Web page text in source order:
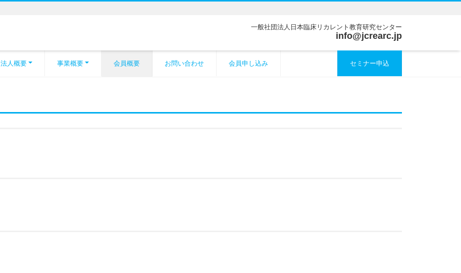
一般社団法人日本臨床リカレント教育研究センター
info@jcrearc.jp
法人概要 事業概要 会員概要 お問い合わせ 会員申し込み セミナー申込